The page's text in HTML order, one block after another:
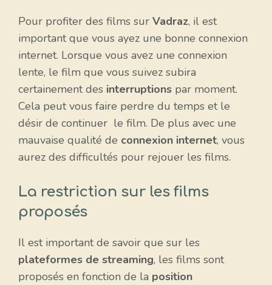
Pour profiter des films sur Vadraz, il est
important que vous ayez une bonne connexion
internet. Lorsque vous avez une connexion
lente, le film que vous suivez subira
certainement des interruptions par moment.
Cela peut vous faire perdre du temps et le
désir de continuer le film. De plus avec une
mauvaise qualité de connexion internet, vous
aurez des difficultés pour rejouer les films.
La restriction sur les films
proposés
Il est important de savoir que sur les
plateformes de streaming, les films sont
proposés en fonction de la position